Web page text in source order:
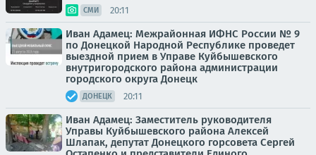
СМИ 20:11
Иван Адамец: Межрайонная ИФНС России № 9
по Донецкой Народной Республике проведет
выездной прием в Управе Куйбышевского
внутригородского района администрации
городского округа Донецк
ДОНЕЦК 20:11
Иван Адамец: Заместитель руководителя
Управы Куйбышевского района Алексей
Шлапак, депутат Донецкого горсовета Сергей